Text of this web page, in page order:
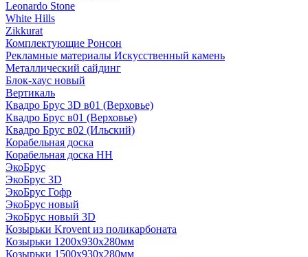
Leonardo Stone
White Hills
Zikkurat
Комплектующие Ронсон
Рекламные материалы Искусственный камень
Металлический сайдинг
Блок-хаус новый
Вертикаль
Квадро Брус 3D в01 (Верховье)
Квадро Брус в01 (Верховье)
Квадро Брус в02 (Ильский)
Корабельная доска
Корабельная доска НН
ЭкоБрус
ЭкоБрус 3D
ЭкоБрус Гофр
ЭкоБрус новый
ЭкоБрус новый 3D
Козырьки Krovent из поликарбоната
Козырьки 1200х930х280мм
Козырьки 1500х930х280мм